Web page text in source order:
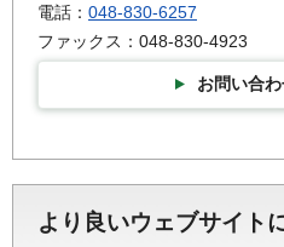
電話： 048-830-6257
ファックス：048-830-4923
お問い合
より良いウェブサイト